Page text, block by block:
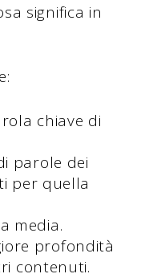
significa in
chiave di
parole dei
per quella
media.
profondità
contenuti.